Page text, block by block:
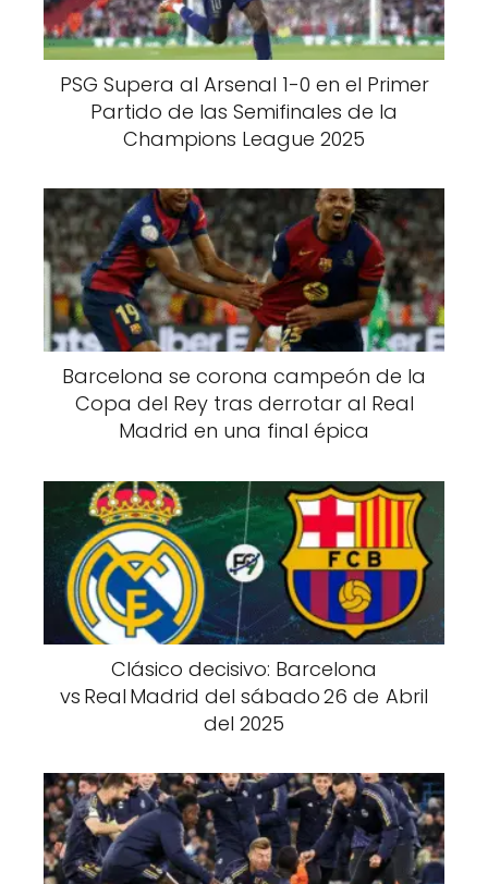
PSG Supera al Arsenal 1-0 en el Primer
Partido de las Semifinales de la
Champions League 2025
Barcelona se corona campeón de la
Copa del Rey tras derrotar al Real
Madrid en una final épica
Clásico decisivo: Barcelona
vs Real Madrid del sábado 26 de Abril
del 2025